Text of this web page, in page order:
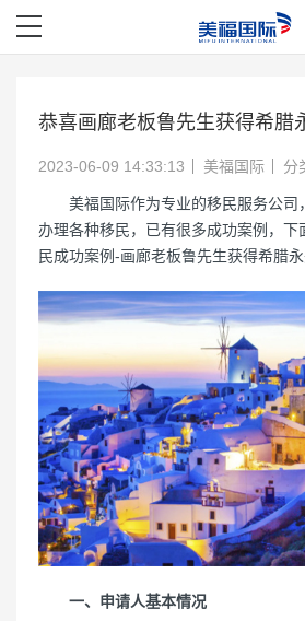
恭喜画廊老板鲁先生获得希腊
2023-06-09 14:33:13 美福国际 分
美福国际作为专业的移民服务公司
办理各种移民，已有很多成功案例，下
民成功案例-画廊老板鲁先生获得希腊永
一、申请人基本情况